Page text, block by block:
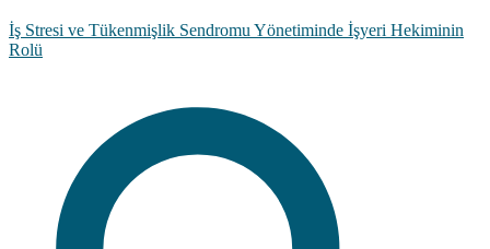
İş Stresi ve Tükenmişlik Sendromu Yönetiminde İşyeri Hekiminin
Rolü